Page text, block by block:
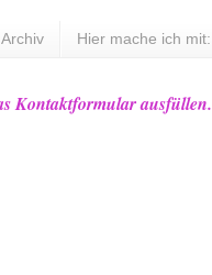
Hier mache ich mit:
Kontaktformular ausfüllen.